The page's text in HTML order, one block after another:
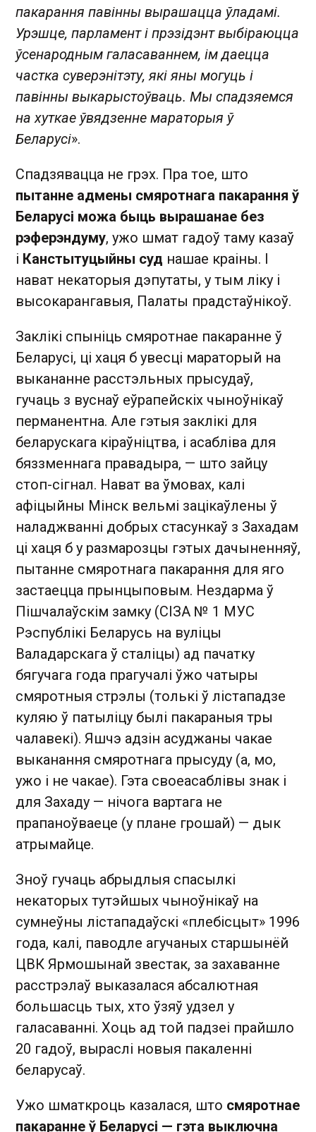
пакарання павінны вырашацца ўладамі.
Урэшце, парламент і прэзідэнт выбіраюцца
ўсенародным галасаваннем, ім даецца
частка суверэнітэту, які яны могуць і
павінны выкарыстоўваць. Мы спадзяемся
на хуткае ўвядзенне мараторыя ў
Беларусі».
Спадзявацца не грэх. Пра тое, што
пытанне адмены смяротнага пакарання ў
Беларусі можа быць вырашанае без
рэферэндуму, ужо шмат гадоў таму казаў
і Канстытуцыйны суд нашае краіны. І
нават некаторыя дэпутаты, у тым ліку і
высокарангавыя, Палаты прадстаўнікоў.
Заклікі спыніць смяротнае пакаранне ў
Беларусі, ці хаця б увесці мараторый на
выкананне расстэльных прысудаў,
гучаць з вуснаў еўрапейскіх чыноўнікаў
перманентна. Але гэтыя заклікі для
беларускага кіраўніцтва, і асабліва для
бяззменнага правадыра, — што зайцу
стоп-сігнал. Нават ва ўмовах, калі
афіцыйны Мінск вельмі зацікаўлены ў
наладжванні добрых стасункаў з Захадам
ці хаця б у размарозцы гэтых дачыненняў,
пытанне смяротнага пакарання для яго
застаецца прынцыповым. Нездарма ў
Пішчалаўскім замку (СІЗА № 1 МУС
Рэспублікі Беларусь на вуліцы
Валадарскага ў сталіцы) ад пачатку
бягучага года прагучалі ўжо чатыры
смяротныя стрэлы (толькі ў лістападзе
куляю ў патыліцу былі пакараныя тры
чалавекі). Яшчэ адзін асуджаны чакае
выканання смяротнага прысуду (а, мо,
ужо і не чакае). Гэта своеасаблівы знак і
для Захаду — нічога вартага не
прапаноўваеце (у плане грошай) — дык
атрымайце.
Зноў гучаць абрыдлыя спасылкі
некаторых тутэйшых чыноўнікаў на
сумнеўны лістападаўскі «плебісцыт» 1996
года, калі, паводле агучаных старшынёй
ЦВК Ярмошынай звестак, за захаванне
расстрэлаў выказалася абсалютная
большасць тых, хто ўзяў удзел у
галасаванні. Хоць ад той падзеі прайшло
20 гадоў, выраслі новыя пакаленні
беларусаў.
Ужо шматкроць казалася, што смяротнае
пакаранне ў Беларусі — гэта выключна